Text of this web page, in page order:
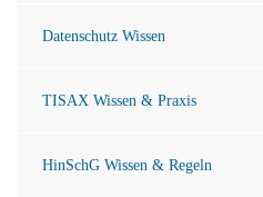
Datenschutz Wissen
TISAX Wissen & Praxis
HinSchG Wissen & Regeln